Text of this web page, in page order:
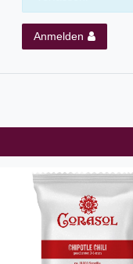
Anmelden